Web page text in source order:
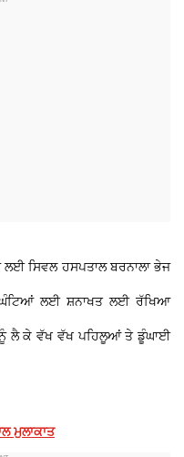
ਸਿਵਲ ਹਸਪਤਾਲ ਬਰਨਾਲਾ ਭੇਜ
ਘੰਟਿਆਂ ਲਈ ਸ਼ਨਾਖਤ ਲਈ ਰੱਖਿਆ
ਲੈ ਕੇ ਵੱਖ ਵੱਖ ਪਹਿਲੂਆਂ ਤੇ ਡੂੰਘਾਈ
ਮੁਲਾਕਾਤ